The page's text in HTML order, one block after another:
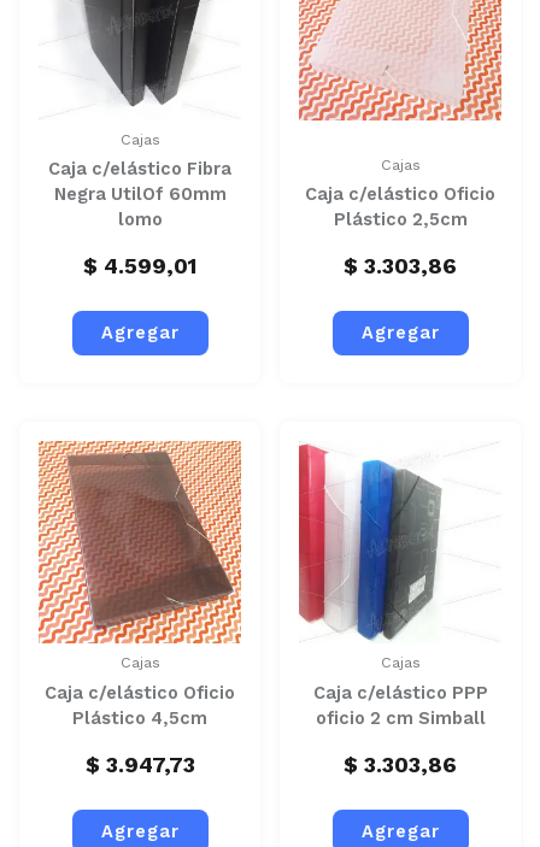
Cajas
Caja c/elástico Fibra
Negra UtilOf 60mm
lomo
$ 4.599,01
Agregar
Cajas
Caja c/elástico Oficio
Plástico 2,5cm
$ 3.303,86
Agregar
Cajas
Caja c/elástico Oficio
Plástico 4,5cm
$ 3.947,73
Agregar
Cajas
Caja c/elástico PPP
oficio 2 cm Simball
$ 3.303,86
Agregar